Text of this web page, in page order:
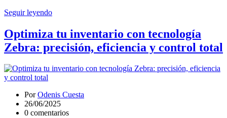
Seguir leyendo
Optimiza tu inventario con tecnología
Zebra: precisión, eficiencia y control total
PorOdenis Cuesta
26/06/2025
0 comentarios